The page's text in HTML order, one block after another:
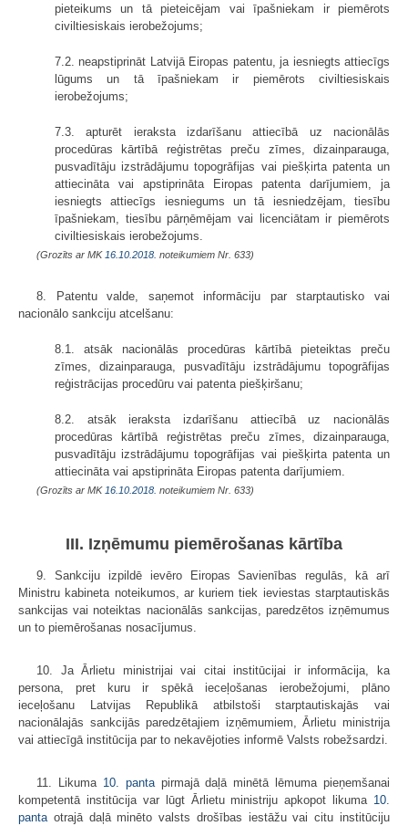
pieteikums un tā pieteicējam vai īpašniekam ir piemērots
civiltiesiskais ierobežojums;
7.2. neapstiprināt Latvijā Eiropas patentu, ja iesniegts attiecīgs
lūgums un tā īpašniekam ir piemērots civiltiesiskais
ierobežojums;
7.3. apturēt ieraksta izdarīšanu attiecībā uz nacionālās
procedūras kārtībā reģistrētas preču zīmes, dizainparauga,
pusvadītāju izstrādājumu topogrāfijas vai piešķirta patenta un
attiecināta vai apstiprināta Eiropas patenta darījumiem, ja
iesniegts attiecīgs iesniegums un tā iesniedzējam, tiesību
īpašniekam, tiesību pārņēmējam vai licenciātam ir piemērots
civiltiesiskais ierobežojums.
(Grozīts ar MK 16.10.2018. noteikumiem Nr. 633)
8. Patentu valde, saņemot informāciju par starptautisko vai
nacionālo sankciju atcelšanu:
8.1. atsāk nacionālās procedūras kārtībā pieteiktas preču
zīmes, dizainparauga, pusvadītāju izstrādājumu topogrāfijas
reģistrācijas procedūru vai patenta piešķiršanu;
8.2. atsāk ieraksta izdarīšanu attiecībā uz nacionālās
procedūras kārtībā reģistrētas preču zīmes, dizainparauga,
pusvadītāju izstrādājumu topogrāfijas vai piešķirta patenta un
attiecināta vai apstiprināta Eiropas patenta darījumiem.
(Grozīts ar MK 16.10.2018. noteikumiem Nr. 633)
III. Izņēmumu piemērošanas kārtība
9. Sankciju izpildē ievēro Eiropas Savienības regulās, kā arī
Ministru kabineta noteikumos, ar kuriem tiek ieviestas starptautiskās
sankcijas vai noteiktas nacionālās sankcijas, paredzētos izņēmumus
un to piemērošanas nosacījumus.
10. Ja Ārlietu ministrijai vai citai institūcijai ir informācija, ka
persona, pret kuru ir spēkā ieceļošanas ierobežojumi, plāno
ieceļošanu Latvijas Republikā atbilstoši starptautiskajās vai
nacionālajās sankcijās paredzētajiem izņēmumiem, Ārlietu ministrija
vai attiecīgā institūcija par to nekavējoties informē Valsts robežsardzi.
11. Likuma 10. pantapirmajā daļā minētā lēmuma pieņemšanai
kompetentā institūcija var lūgt Ārlietu ministriju apkopot likuma 10.
panta otrajā daļā minēto valsts drošības iestāžu vai citu institūciju